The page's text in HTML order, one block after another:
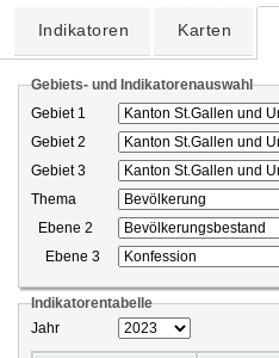
Indikatoren Karten
Gebiets- und Indikatorenauswahl
Gebiet 1
Gebiet 2
Gebiet 3
Thema
Ebene 2
Ebene 3
Indikatorentabelle
Jahr